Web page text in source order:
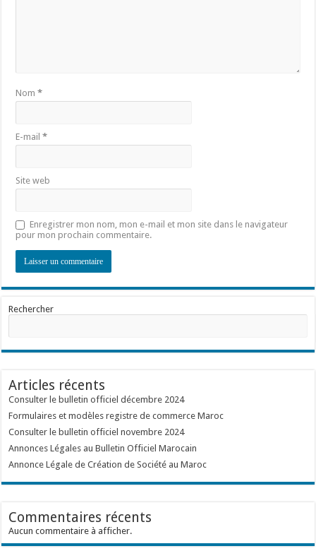
Nom*
E-mail*
Site web
Enregistrer mon nom, mon e-mail et mon site dans le navigateur
pour mon prochain commentaire.
Rechercher
Articles récents
Consulter le bulletin officiel décembre 2024
Formulaires et modèles registre de commerce Maroc
Consulter le bulletin officiel novembre 2024
Annonces Légales au Bulletin Officiel Marocain
Annonce Légale de Création de Société au Maroc
Commentaires récents
Aucun commentaire à afficher.